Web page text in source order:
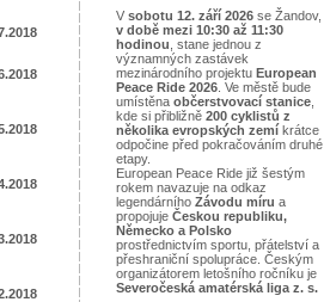
V sobotu 12. září 2026se Žandov,
v době mezi 10:30 až 11:30
hodinou , stane jednou z
významných zastávek
mezinárodního projektu European
Peace Ride 2026. Ve městě bude
umístěna občerstvovací stanice,
kde si přibližně 200 cyklistů z
několika evropských zemíkrátce
odpočine před pokračováním druhé
etapy.
European Peace Ride již šestým
rokem navazuje na odkaz
legendárního Závodu míru a
propojuje Českou republiku,
Německo a Polsko
prostřednictvím sportu, přátelství a
přeshraniční spolupráce. Českým
organizátorem letošního ročníku je
Severočeská amatérská liga z. s.